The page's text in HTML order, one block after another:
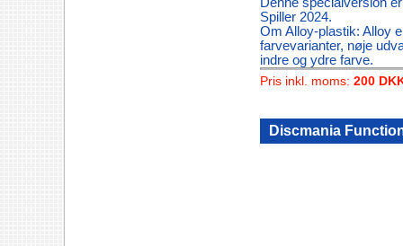
Spiller 2024.
Om Alloy-plastik: Alloy
farvevarianter, nøje
indre og ydre farve.
Pris inkl. moms: 200
Discmania